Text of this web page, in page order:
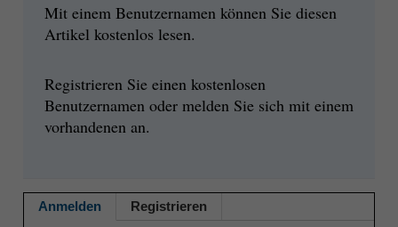
Mit einem Benutzernamen können Sie diesen
Artikel kostenlos lesen.
Registrieren Sie einen kostenlosen
Benutzernamen oder melden Sie sich mit einem
vorhandenen an.
Anmelden Registrieren